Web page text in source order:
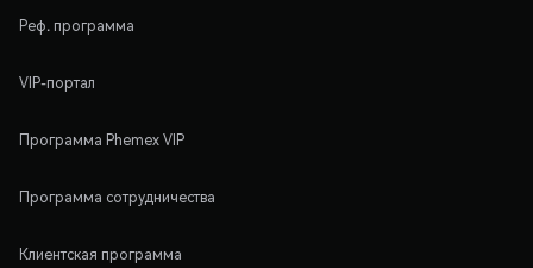
Реф. программа
VIP-портал
Программа Phemex VIP
Программа сотрудничества
Клиентская программа